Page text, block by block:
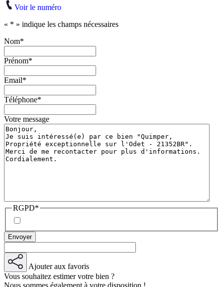
Voir le numéro
« * » indique les champs nécessaires
Nom*
Prénom*
Email*
Téléphone*
Votre message
RGPD*
Ajouter aux favoris
Vous souhaitez estimer votre bien ?
Nous sommes également à votre disposition !